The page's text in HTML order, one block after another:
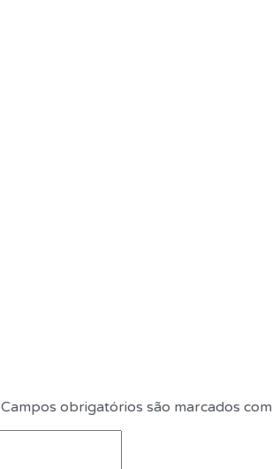
Campos obrigatórios são marcados com